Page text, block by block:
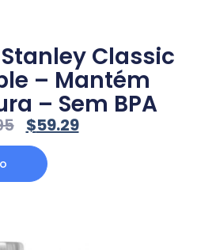
Classic
– Mantém
– Sem BPA
$59.29